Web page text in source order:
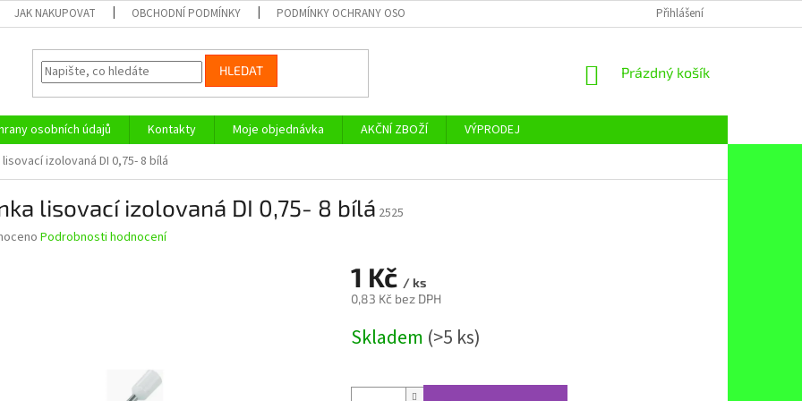
JAK NAKUPOVAT OBCHODNÍ PODMÍNKY PODMÍNKY OCHRANY OSOBNÍCH ÚDAJŮ Přihlášení
HLEDAT
NÁKUPNÍ
Prázdný košík
osobních údajů Kontakty Moje objednávka AKČNÍ ZBOŽÍ
VÝPRODEJ
izolovaná DI 0,75- 8 bílá
lisovací izolovaná DI 0,75- 8 bílá 2525
Podrobnosti hodnocení
1 Kč / ks
0,83 Kč bez DPH
cena:
Skladem (>5 ks)